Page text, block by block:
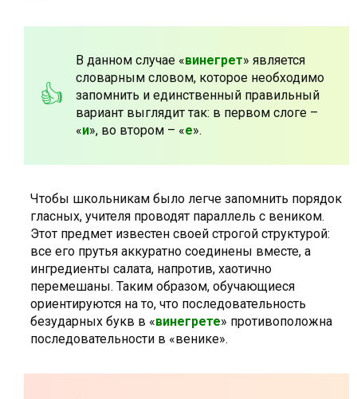
В данном случае «винегрет» является
словарным словом, которое необходимо
запомнить и единственный правильный
вариант выглядит так: в первом слоге –
«и», во втором – «е».
Чтобы школьникам было легче запомнить порядок
гласных, учителя проводят параллель с веником.
Этот предмет известен своей строгой структурой:
все его прутья аккуратно соединены вместе, а
ингредиенты салата, напротив, хаотично
перемешаны. Таким образом, обучающиеся
ориентируются на то, что последовательность
безударных букв в «винегрете» противоположна
последовательности в «венике».